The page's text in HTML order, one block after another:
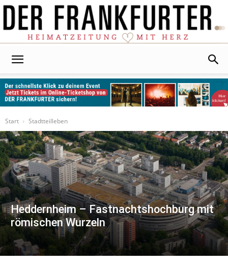
Start
Stadtteilleben
Heddernheim – Fastnachtshochburg mit
römischen Wurzeln